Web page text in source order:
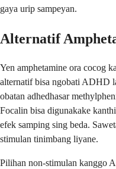
gaya urip sampeyan.
Alternatif
Yen amphetamine ora cocog
alternatif bisa ngobati ADHD
obatan adhedhasar
Focalin bisa digunakake
efek samping sing beda.
stimulan tinimbang liyane.
Pilihan non-stimulan kanggo